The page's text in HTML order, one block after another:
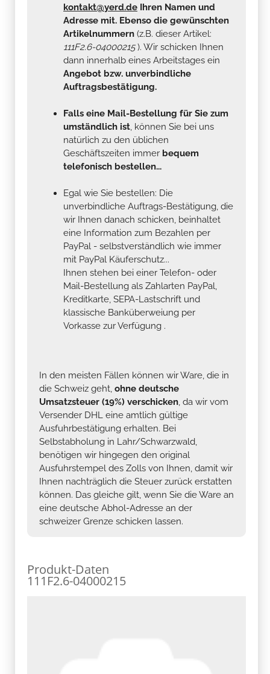
kontakt@yerd.de Ihren Namen und
Adresse mit. Ebenso die gewünschten
Artikelnummern (z.B. dieser Artikel:
111F2.6-04000215). Wir schicken Ihnen
dann innerhalb eines Arbeitstages ein
Angebot bzw. unverbindliche
Auftragsbestätigung.
Falls eine Mail-Bestellung für Sie zum
umständlich ist, können Sie bei uns
natürlich zu den üblichen
Geschäftszeiten immer bequem
telefonisch bestellen...
Egal wie Sie bestellen: Die
unverbindliche Auftrags-Bestätigung, die
wir Ihnen danach schicken, beinhaltet
eine Information zum Bezahlen per
PayPal - selbstverständlich wie immer
mit PayPal Käuferschutz...
Ihnen stehen bei einer Telefon- oder
Mail-Bestellung als Zahlarten PayPal,
Kreditkarte, SEPA-Lastschrift und
klassische Banküberweiung per
Vorkasse zur Verfügung .
In den meisten Fällen können wir Ware, die in
die Schweiz geht, ohne deutsche
Umsatzsteuer (19%) verschicken, da wir vom
Versender DHL eine amtlich gültige
Ausfuhrbestätigung erhalten. Bei
Selbstabholung in Lahr/Schwarzwald,
benötigen wir hingegen den original
Ausfuhrstempel des Zolls von Ihnen, damit wir
Ihnen nachträglich die Steuer zurück erstatten
können. Das gleiche gilt, wenn Sie die Ware an
eine deutsche Abhol-Adresse an der
schweizer Grenze schicken lassen.
Produkt-Daten
111F2.6-04000215